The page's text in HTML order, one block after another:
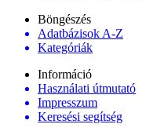
Böngészés
Adatbázisok A-Z
Kategóriák
Információ
Használati útmutató
Impresszum
Keresési segítség